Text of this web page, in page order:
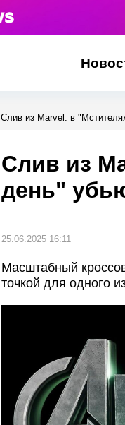
Слив из Marvel: в
Слив из
день"
25.06.2025 16:11
Масштабный
точкой для одного